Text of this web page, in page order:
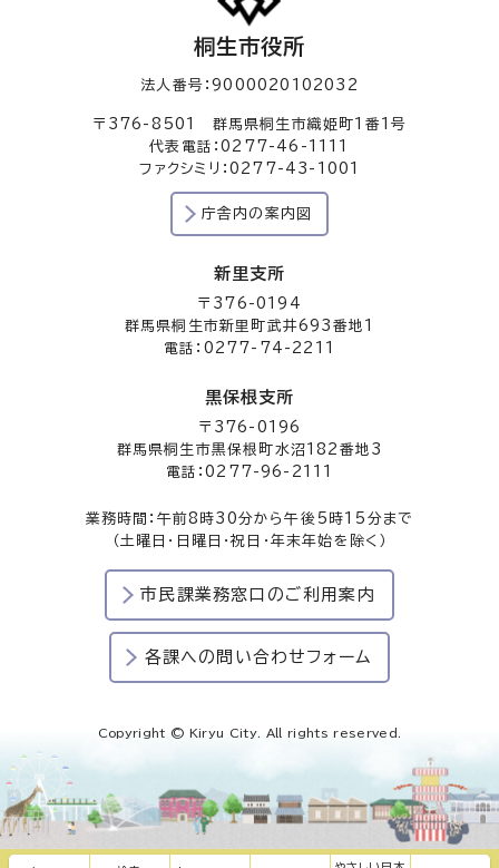
桐生市役所
法人番号：9000020102032
〒376-8501 群馬県桐生市織姫町1番1号
代表電話：0277-46-1111
ファクシミリ：0277-43-1001
庁舎内の案内図
新里支所
〒376-0194
群馬県桐生市新里町武井693番地1
電話：0277-74-2211
黒保根支所
〒376-0196
群馬県桐生市黒保根町水沼182番地3
電話：0277-96-2111
業務時間：午前8時30分から午後5時15分まで
（土曜日・日曜日・祝日・年末年始を除く）
市民課業務窓口のご利用案内
各課への問い合わせフォーム
Copyright © Kiryu City. All rights reserved.